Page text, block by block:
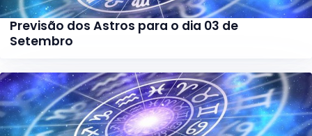
Previsão dos Astros para o dia 03 de
Setembro